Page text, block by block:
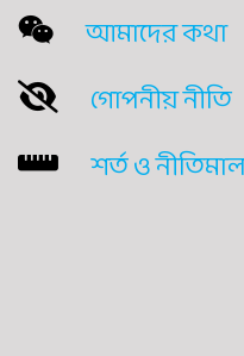
আমাদের কথা
গোপনীয় নীতি
শর্ত ও